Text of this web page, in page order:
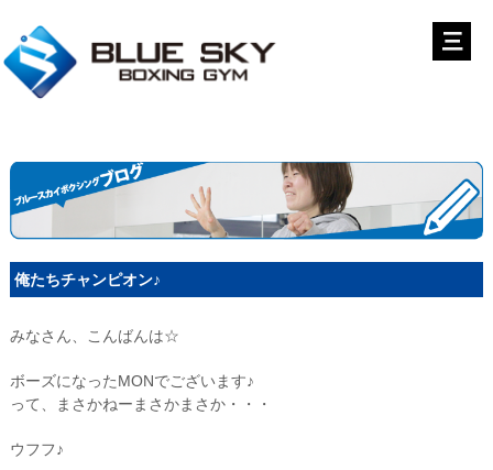
俺たちチャンピオン♪
みなさん、こんばんは☆
ボーズになったMONでございます♪
って、まさかねーまさかまさか・・・
ウフフ♪